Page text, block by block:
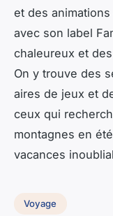
et des
avec son label
chaleureux et
On y trouve des
aires de jeux et
ceux qui
montagnes en
vacances
Voyage